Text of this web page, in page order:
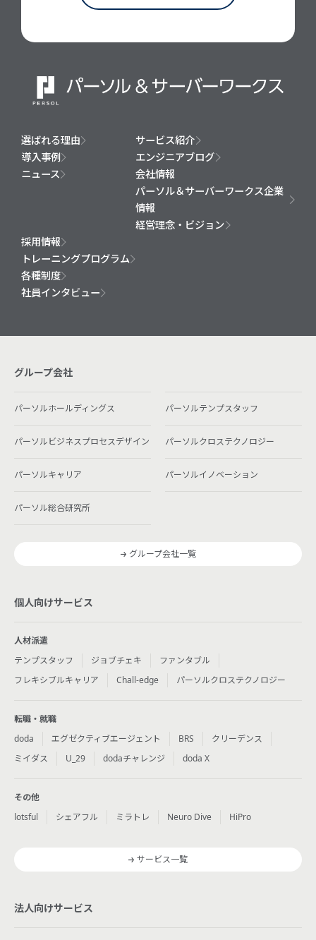
選ばれる理由
サービス紹介
導入事例
エンジニアブログ
ニュース
会社情報
パーソル＆サーバーワークス企業
情報
経営理念・ビジョン
採用情報
トレーニングプログラム
各種制度
社員インタビュー
グループ会社
パーソルホールディングス パーソルテンプスタッフ
パーソルビジネスプロセスデザイン パーソルクロステクノロジー
パーソルキャリア パーソルイノベーション
パーソル総合研究所
グループ会社一覧
個人向けサービス
人材派遣
テンプスタッフ
ジョブチェキ
ファンタブル
フレキシブルキャリア
Chall-edge パーソルクロステクノロジー
転職・就職
doda
エグゼクティブエージェント BRS
クリーデンス
ミイダス
U_29 dodaチャレンジ doda X
その他
lotsful
シェアフル ミラトレ Neuro Dive HiPro
サービス一覧
法人向けサービス